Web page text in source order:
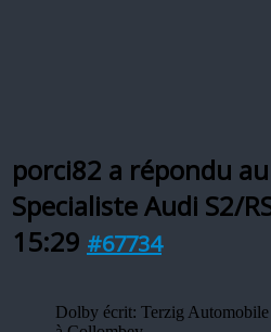
porci82 a répondu
Specialiste Audi S2/
15:29 #67734
Dolby écrit: Terzig Automobile